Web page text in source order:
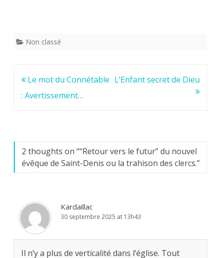
Non classé
Navigation
de
Le mot du Connétable
: Avertissement…
L’Enfant secret de Dieu
2 thoughts on ““Retour vers le futur” du nouvel
évêque de Saint-Denis ou la trahison des clercs.”
Kardaillac
30 septembre 2025 at 13h43
Il n’y a plus de verticalité dans l’église. Tout